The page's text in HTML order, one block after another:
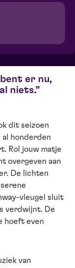
er nu,
niets.
dit seizoen
al honderden
Rol jouw matje
overgeven aan
De lichten
vleugel sluit
verdwijnt. De
hoeft even
van